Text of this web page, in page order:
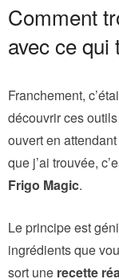
Comment
avec ce qui
Franchement,
découvrir ces
ouvert en
que j’ai trouvée,
Frigo Magic.
Le principe est
ingrédients que
sort une recette